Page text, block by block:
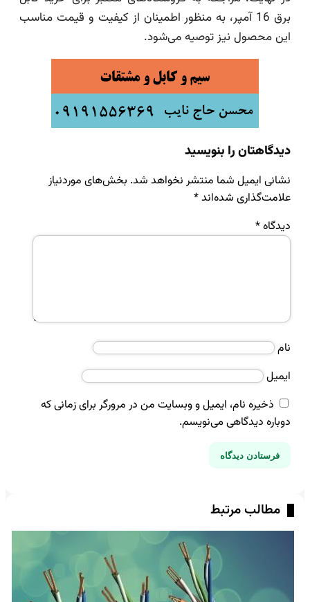
برق 16 آمپر، به منظور اطمینان از کیفیت و قیمت مناسب
این محصول نیز توصیه می‌شود.
دیدگاهتان را بنویسید
نشانی ایمیل شما منتشر نخواهد شد. بخش‌های موردنیاز
علامت‌گذاری شده‌اند*
دیدگاه*
نام
ایمیل
ذخیره نام، ایمیل و وبسایت من در مرورگر برای زمانی که
دوباره دیدگاهی می‌نویسم.
مطالب مرتبط